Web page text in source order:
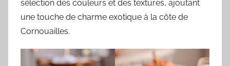
sélection des couleurs et des textures, ajoutant
une touche de charme exotique à la côte de
Cornouailles.